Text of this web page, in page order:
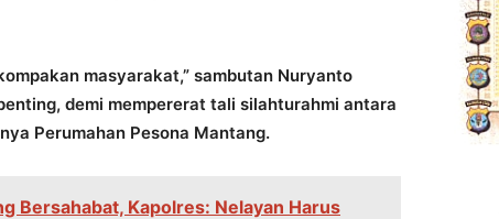
masyarakat,” sambutan Nuryanto
demi mempererat tali silahturahmi antara
Perumahan Pesona Mantang.
Bersahabat, Kapolres: Nelayan Harus